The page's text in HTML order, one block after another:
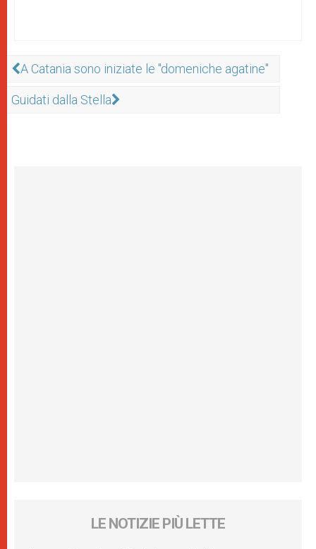
A Catania sono iniziate le "domeniche agatine"
Guidati dalla Stella
LE NOTIZIE PIÙ LETTE